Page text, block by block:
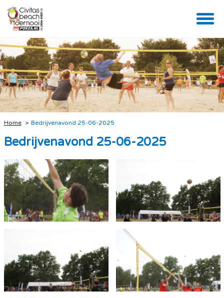
Home Bedrijvenavond 25-06-2025
Bedrijvenavond 25-06-2025